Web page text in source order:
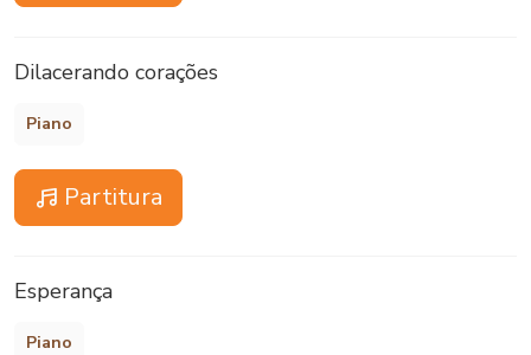
Dilacerando corações
Piano
Partitura
Esperança
Piano